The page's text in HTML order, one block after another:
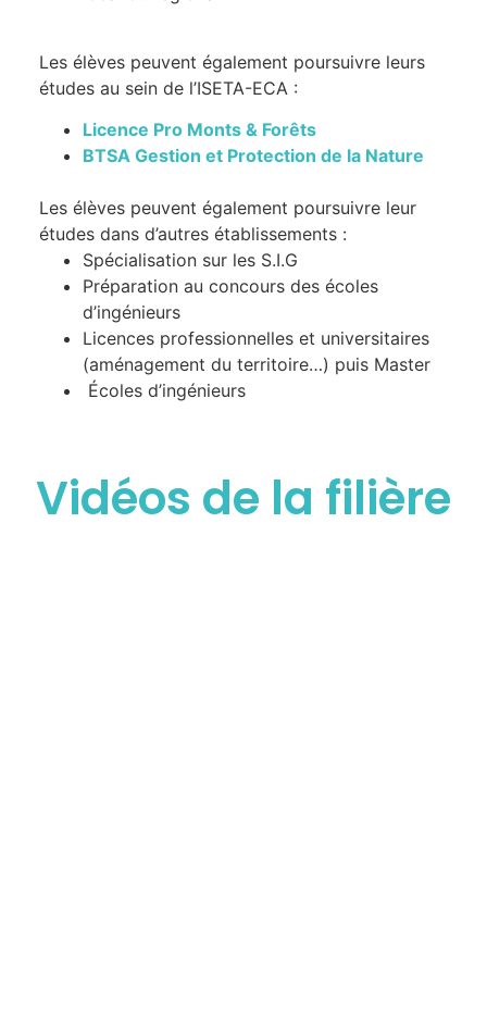
Les élèves peuvent également poursuivre leurs
études au sein de l’ISETA-ECA :
Licence Pro Monts & Forêts
BTSA Gestion et Protection de la Nature
Les élèves peuvent également poursuivre leur
études dans d’autres établissements :
Spécialisation sur les S.I.G
Préparation au concours des écoles
d’ingénieurs
Licences professionnelles et universitaires
(aménagement du territoire…) puis Master
Écoles d’ingénieurs
Vidéos de la filière